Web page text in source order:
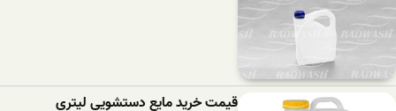
قیمت خرید مایع دستشویی لیتری